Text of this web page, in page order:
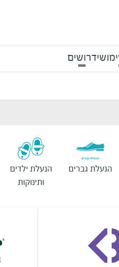
דרושים
הנעלת גברים
הנעלת ילדים
ותינוקות